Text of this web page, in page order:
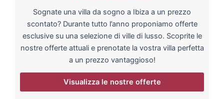
Sognate una villa da sogno a Ibiza a un prezzo
scontato? Durante tutto l’anno proponiamo offerte
esclusive su una selezione di ville di lusso. Scoprite le
nostre offerte attuali e prenotate la vostra villa perfetta
a un prezzo vantaggioso!
Visualizza le nostre offerte